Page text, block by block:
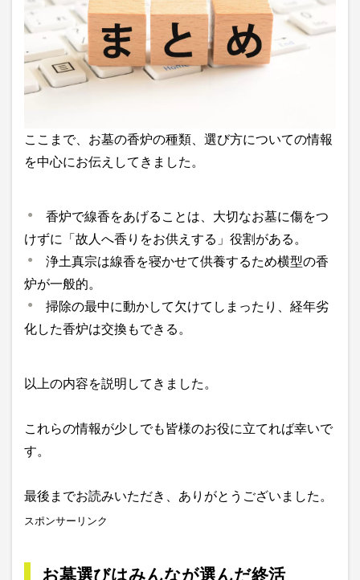
ここまで、お墓の香炉の種類、選び方についての情報
を中心にお伝えしてきました。
香炉で線香をあげることは、大切なお墓に傷をつ
けずに「故人へ香りをお供えする」役割がある。
浄土真宗は線香を寝かせて供養するため横型の香
炉が一般的。
掃除の最中に動かして欠けてしまったり、経年劣
化した香炉は交換もできる。
以上の内容を説明してきました。
これらの情報が少しでも皆様のお役に立てれば幸いで
す。
最後までお読みいただき、ありがとうございました。
スポンサーリンク
お墓選びはみんなが選んだ終活